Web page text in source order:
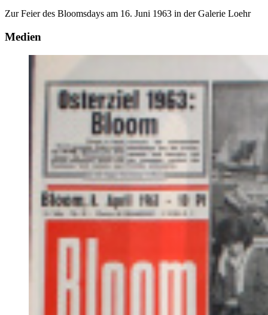
Zur Feier des Bloomsdays am 16. Juni 1963 in der Galerie Loehr
Medien